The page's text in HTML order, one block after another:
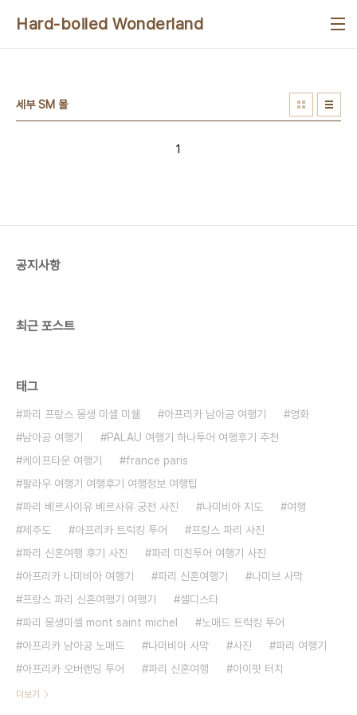
Hard-boiled Wonderland
세부 SM 몰
1
공지사항
최근 포스트
태그
파리 프랑스 몽생 미셸 미쉘 아프리카 남아공 여행기
영화
남아공 여행기
PALAU 여행기 하나투어 여행후기 추천
케이프타운 여행기
france paris
팔라우 여행기 여행후기 여행정보 여행팁
파리 베르사이유 베르사유 궁전 사진
나미비아 지도
여행
제주도
아프리카 트럭킹 투어
프랑스 파리 사진
파리 신혼여행 후기 사진
파리 미친투어 여행기 사진
아프리카 나미비아 여행기
파리 신혼여행기
나미브 사막
프랑스 파리 신혼여행기 여행기
셀디스타
파리 몽생미셸 mont saint michel
노매드 트럭킹 투어
아프리카 남아공 노매드
나미비아 사막 사진
파리 여행기
아프리카 오버랜딩 투어
파리 신혼여행 아이팟 터치
더보기